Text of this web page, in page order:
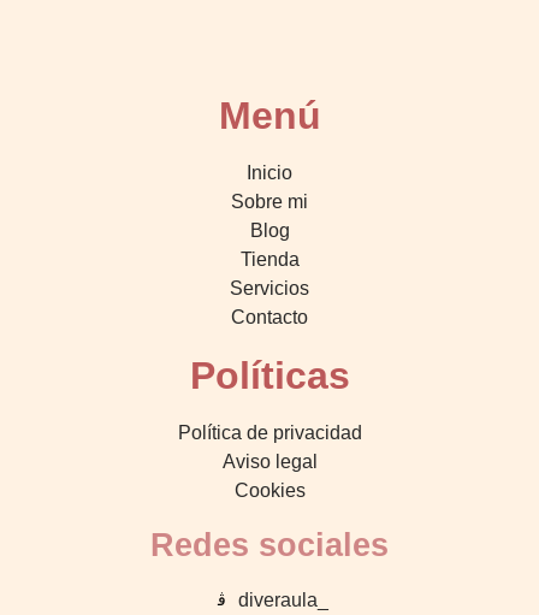
Menú
Inicio
Sobre mi
Blog
Tienda
Servicios
Contacto
Políticas
Política de privacidad
Aviso legal
Cookies
Redes sociales
diveraula_